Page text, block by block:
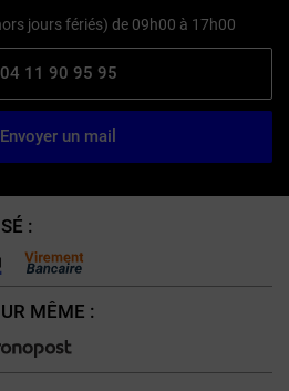
jours fériés) de 09h00 à 17h00
04 11 90 95 95
Envoyer un mail
:
MÊME :